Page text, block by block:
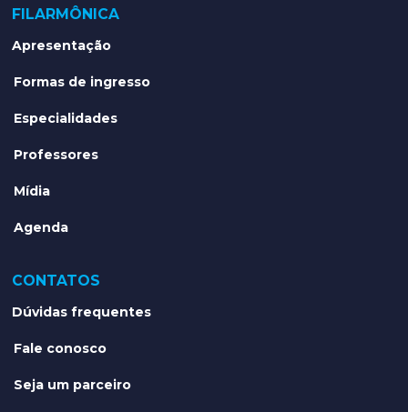
FILARMÔNICA
Apresentação
Formas de ingresso
Especialidades
Professores
Mídia
Agenda
CONTATOS
Dúvidas frequentes
Fale conosco
Seja um parceiro